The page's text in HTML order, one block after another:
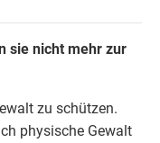
sie nicht mehr zur
zu schützen.
physische Gewalt